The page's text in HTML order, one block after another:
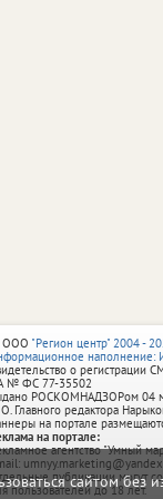
сайтом без
"Регион центр" 2004 -
наполнение:
о регистрации
№ ФС 77‑35502
РОСКОМНАДЗОРом 04
Главного редактора
на портале
на портале:
агентство "Умный
публикации могут
пользователей до 18 лет.